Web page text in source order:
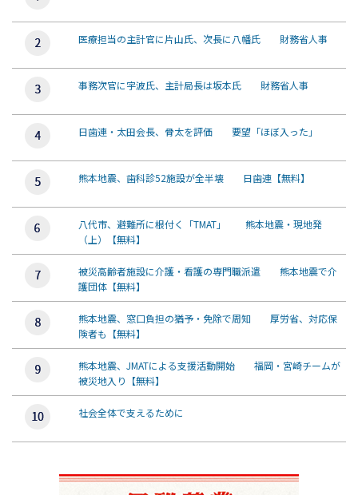
医療担当の主計官に片山氏、次長に八幡氏 財務省人事
事務次官に宇波氏、主計局長は坂本氏 財務省人事
日歯連・太田会長、骨太を評価 要望「ほぼ入った」
熊本地震、歯科診52施設が全半壊 日歯連【無料】
八代市、避難所に根付く「TMAT」 熊本地震・現地発
（上）【無料】
被災高齢者施設に介護・看護の専門職派遣 熊本地震で介
護団体【無料】
熊本地震、窓口負担の猶予・免除で周知 厚労省、対応保
険者も【無料】
熊本地震、JMATによる支援活動開始 福岡・宮崎チームが
被災地入り【無料】
社会全体で支えるために